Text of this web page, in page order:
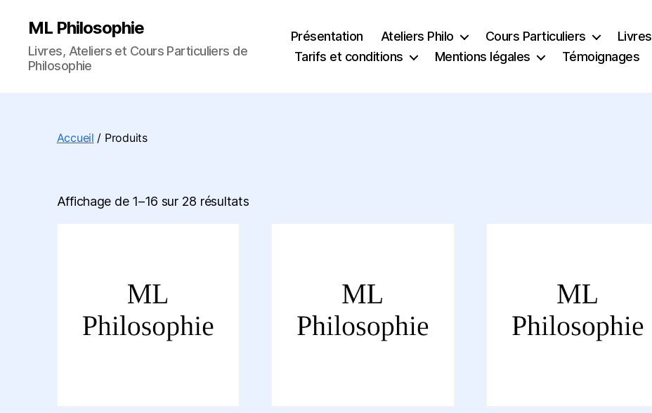
ML Philosophie
Livres, Ateliers et Cours Particuliers de
Philosophie
Présentation Ateliers Philo Cours Particuliers Livres
Tarifs et conditions
Mentions légales Témoignages
Accueil / Produits
Affichage de 1–16 sur 28 résultats